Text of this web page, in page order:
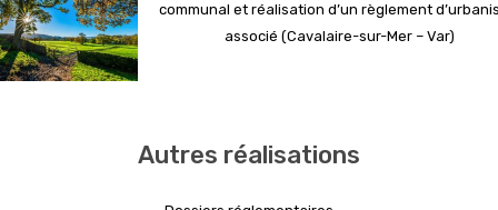
communal et réalisation d’un règlement
associé (Cavalaire-sur-Mer – Var)
Autres réalisations